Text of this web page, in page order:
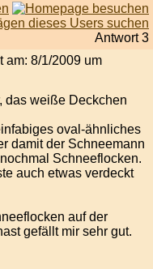
Antwort 3
am: 8/1/2009 um
das weiße Deckchen
oval-ähnliches
damit der Schneemann
Schneeflocken.
auch etwas verdeckt
auf der
gefällt mir sehr gut.